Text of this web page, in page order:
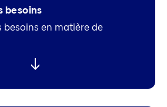
besoins
besoins en matière de